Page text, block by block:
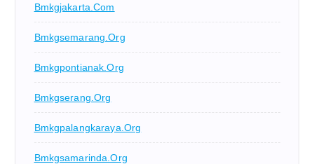
Bmkgjakarta.com
Bmkgsemarang.org
Bmkgpontianak.org
Bmkgserang.org
Bmkgpalangkaraya.org
Bmkgsamarinda.org